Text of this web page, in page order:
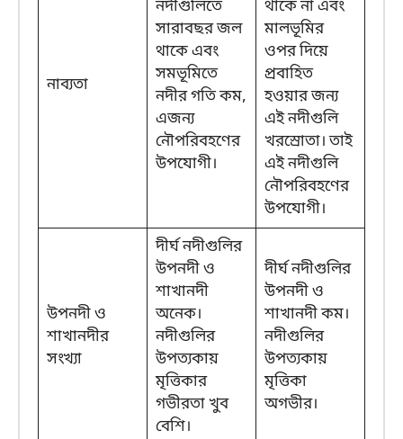
নাব্যতা
নদীগুলিতে
সারাবছর জল
থাকে এবং
সমভূমিতে
নদীর গতি কম,
এজন্য
নৌপরিবহণের
উপযোগী।
থাকে না এবং
মালভূমির
ওপর দিয়ে
প্রবাহিত
হওয়ার জন্য
এই নদীগুলি
খরস্রোতা। তাই
এই নদীগুলি
নৌপরিবহণের
উপযোগী।
উপনদী ও
শাখানদীর
সংখ্যা
দীর্ঘ নদীগুলির
উপনদী ও
শাখানদী
অনেক।
নদীগুলির
উপত্যকায়
মৃত্তিকার
গভীরতা খুব
বেশি।
দীর্ঘ নদীগুলির
উপনদী ও
শাখানদী কম।
নদীগুলির
উপত্যকায়
মৃত্তিকা
অগভীর।